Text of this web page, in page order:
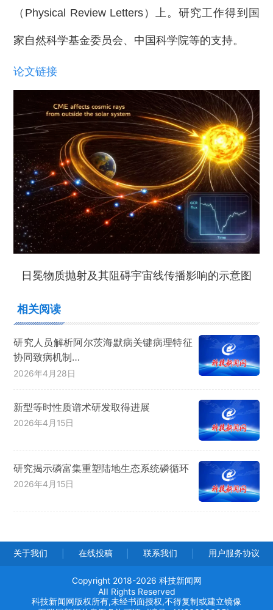
（Physical Review Letters）上。研究工作得到国
家自然科学基金委员会、中国科学院等的支持。
论文链接
日冕物质抛射及其阻碍宇宙线传播影响的示意图
相关阅读
研究人员解析阿尔茨海默病关键病理特征
协同致病机制…
2026年4月28日
新型等时性质谱术研发取得进展
2026年4月15日
研究揭示磷富集重塑陆地生态系统磷循环
2026年4月15日
关于我们 在线投稿 联系我们 用户服务协议
Copyright 2018-2026 科技新闻网
AII Rights Reserved
科技新闻网版权所有,未经书面授权,不得复制或建立镜像